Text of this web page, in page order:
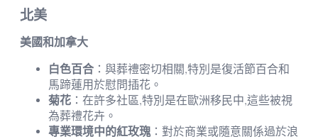
北美
美國和加拿大
白色百合 ：與葬禮密切相關,特別是復活節百合和
馬蹄蓮用於慰問插花。
菊花 ：在許多社區,特別是在歐洲移民中,這些被視
為葬禮花卉。
專業環境中的紅玫瑰 ：對於商業或隨意關係過於浪